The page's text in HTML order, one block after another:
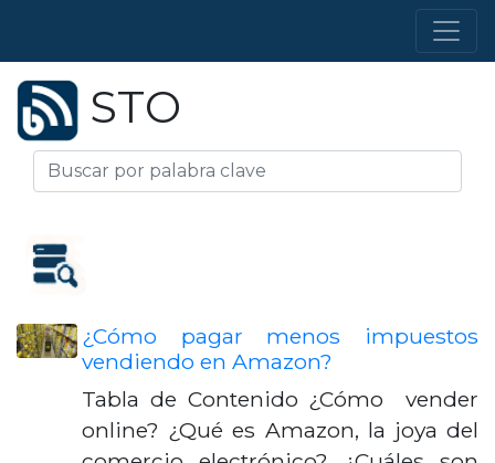
STO
¿Cómo pagar menos impuestos
vendiendo en Amazon?
Tabla de Contenido ¿Cómo vender
online? ¿Qué es Amazon, la joya del